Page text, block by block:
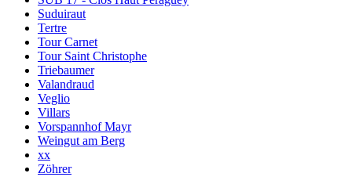
Suduiraut
Tertre
Tour Carnet
Tour Saint Christophe
Triebaumer
Valandraud
Veglio
Villars
Vorspannhof Mayr
Weingut am Berg
xx
Zöhrer